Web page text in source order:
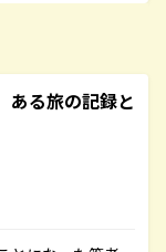
る旅の記録と